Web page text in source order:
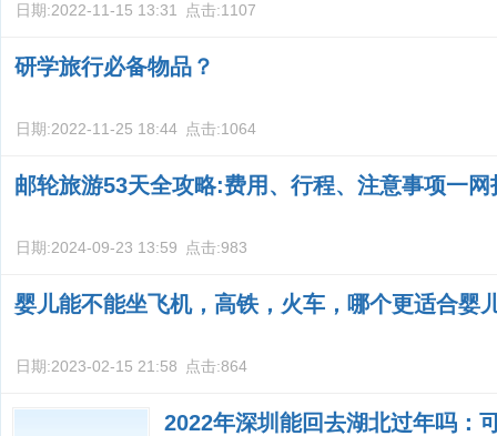
日期:2022-11-15 13:31 点击:1107
研学旅行必备物品？
日期:2022-11-25 18:44 点击:1064
邮轮旅游53天全攻略:费用、行程、注意事项一网
日期:2024-09-23 13:59 点击:983
婴儿能不能坐飞机，高铁，火车，哪个更适合婴
日期:2023-02-15 21:58 点击:864
2022年深圳能回去湖北过年吗：